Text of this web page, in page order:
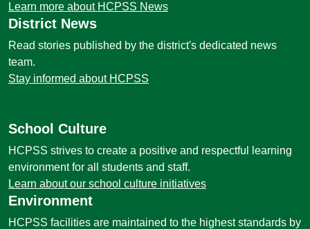
Learn more about HCPSS News
District News
Read stories published by the district's dedicated news
team.
Stay informed about HCPSS
School Culture
HCPSS strives to create a positive and respectful learning
environment for all students and staff.
Learn about our school culture initiatives
Environment
HCPSS facilities are maintained to the highest standards by